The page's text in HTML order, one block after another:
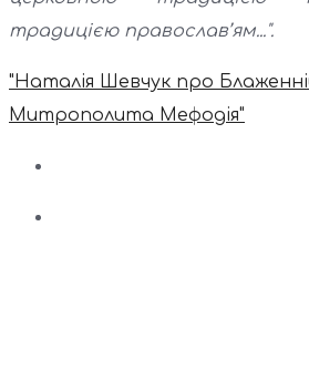
традицією православ’ям...".
"Наталія Шевчук про
Митрополита Мефодія"